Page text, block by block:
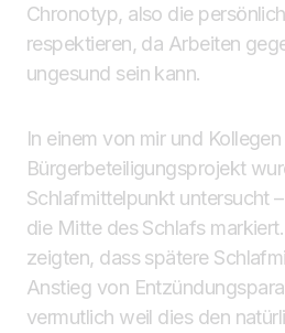
Chronotyp, also die
respektieren, da Arbeiten
ungesund sein kann.
In einem von mir und
Bürgerbeteiligungsprojekt
Schlafmittelpunkt untersucht
die Mitte des Schlafs
zeigten, dass spätere
Anstieg von
vermutlich weil dies den